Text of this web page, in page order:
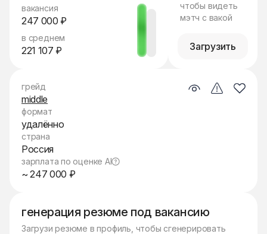
вакансия
247 000 ₽
в среднем
221 107 ₽
чтобы видеть
мэтч с вакой
Загрузить
генерация резюме под вакансию
Загрузи резюме в профиль, чтобы сгенерировать
грейд
middle
формат
удалённо
страна
Россия
зарплата по оценке AI
~ 247 000 ₽